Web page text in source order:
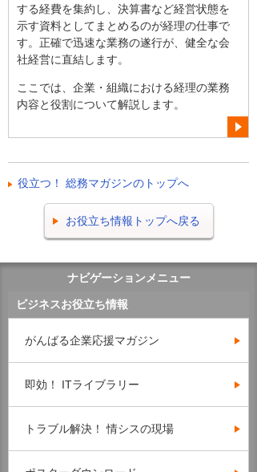
する経費を集約し、決算書など経営状態を
示す資料としてまとめるのが経理の仕事で
す。正確で迅速な業務の遂行が、健全な会
社経営に直結します。
ここでは、企業・組織における経理の業務
内容と役割について解説します。
役立つ！ 総務マガジンのトップへ
お役立ち情報トップへ戻る
ナビゲーションメニュー
ビジネスお役立ち情報
がんばる企業応援マガジン
即効！ ITライブラリー
トラブル解決！ 情シスの現場